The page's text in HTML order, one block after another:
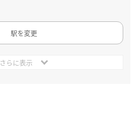
駅を変更
さらに表示